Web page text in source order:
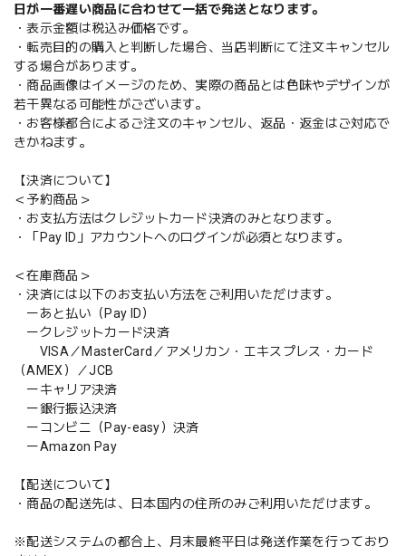
日が一番遅い商品に合わせて一括で発送となります。
・表示金額は税込み価格です。
・転売目的の購入と判断した場合、当店判断にて注文キャンセル
する場合があります。
・商品画像はイメージのため、実際の商品とは色味やデザインが
若干異なる可能性がございます。
・お客様都合によるご注文のキャンセル、返品・返金はご対応で
きかねます。
【決済について】
＜予約商品＞
・お支払方法はクレジットカード決済のみとなります。
・「Pay ID」アカウントへのログインが必須となります。
＜在庫商品＞
・決済には以下のお支払い方法をご利用いただけます。
ーあと払い（Pay ID）
ークレジットカード決済
VISA／MasterCard／アメリカン・エキスプレス・カード
（AMEX）／JCB
ーキャリア決済
ー銀行振込決済
ーコンビニ（Pay-easy）決済
ーAmazon Pay
【配送について】
・商品の配送先は、日本国内の住所のみご利用いただけます。
※配送システムの都合上、月末最終平日は発送作業を行っており